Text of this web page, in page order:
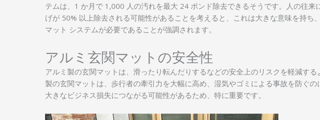
テムは、1 か月で 1,000 人の汚れを最大 24 ポンド除去できるそうです。人の往
げが 50% 以上除去される可能性があることを考えると、これは大きな意味を持ち
マット システムが必要であることが強調されます。
アルミ玄関マットの安全性
アルミ製の玄関マットは、滑ったり転んだりするなどの安全上のリスクを軽減す
製の玄関マットは、歩行者の牽引力を大幅に高め、湿気やゴミによる事故を防ぐ
大きなビジネス損失につながる可能性があるため、特に重要です。